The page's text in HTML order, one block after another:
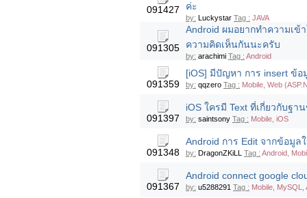
091427
ค่ะ
by: Luckystar Tag : JAVA
091305
Android ผมอยากทำความเข้
ความคิดเห็นกันนะครับ
by: arachimi Tag : Android
091359
[iOS] มีปัญหา การ insert ข้
by: qqzero Tag : Mobile, Web
091397
iOS ใครมี Text ที่เกี่ยวกับฐ
by: saintsony Tag : Mobile, iOS
091348
Android การ Edit จากข้อมู
by: DragonZKiLL Tag : Android,
091367
Android connect google
by: u5288291 Tag : Mobile, MySQL,